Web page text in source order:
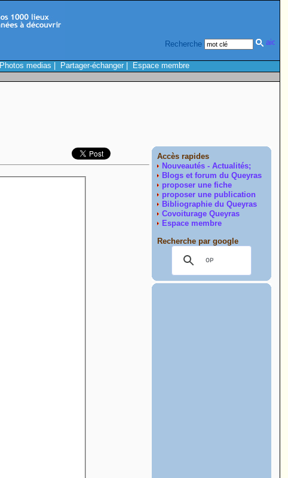
Recherche
Photos medias Partager-échanger|
Espace membre
Accès rapides
Nouveautés - Actualités;
Blogs et forum du Queyras
proposer une fiche
proposer une publication
Bibliographie du Queyras
Covoiturage Queyras
Espace membre
Recherche par google